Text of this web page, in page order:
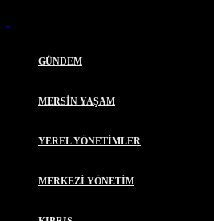
GÜNDEM
MERSİN YAŞAM
YEREL YÖNETİMLER
MERKEZİ YÖNETİM